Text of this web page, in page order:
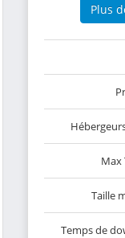
Plus
Max
Taille
Temps de